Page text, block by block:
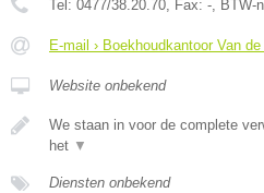
Tel: 0477/38.20.70, Fax: -, BTW-
E-mail › Boekhoudkantoor Van
Website onbekend
We staan in voor de complete
het ▼
Diensten onbekend